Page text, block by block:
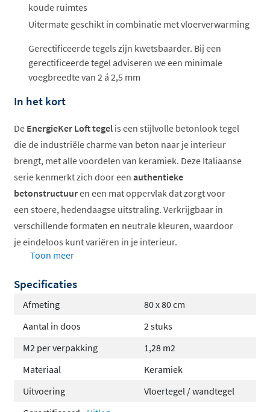
koude ruimtes
Uitermate geschikt in combinatie met vloerverwarming
Gerectificeerde tegels zijn kwetsbaarder. Bij een
gerectificeerde tegel adviseren we een minimale
voegbreedte van 2 á 2,5 mm
In het kort
De EnergieKer Loft tegel is een stijlvolle betonlook tegel
die de industriële charme van beton naar je interieur
brengt, met alle voordelen van keramiek. Deze Italiaanse
serie kenmerkt zich door een authentieke
betonstructuuren een mat oppervlak dat zorgt voor
een stoere, hedendaagse uitstraling. Verkrijgbaar in
verschillende formaten en neutrale kleuren, waardoor
je eindeloos kunt variëren in je interieur.
Vorstbestendig en slijtvast keramiek
Geschikt voor vloerverwarming
Ideaal voor modern interieur
Flexibel in formaat en toepassing
De Loft serie biedt een ruime keuze aan formaten, van
Toon meer
Specificaties
Afmeting
80 x 80 cm
Aantal in doos
2 stuks
M2 per verpakking
1,28 m2
Materiaal
Keramiek
Uitvoering
Vloertegel / wandtegel